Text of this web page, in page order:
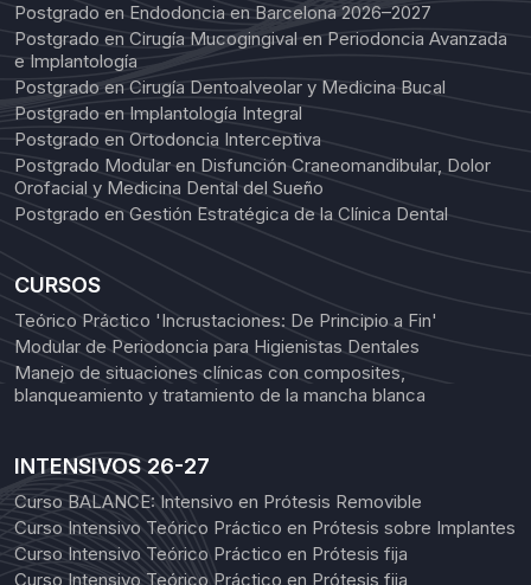
Postgrado en Endodoncia en Barcelona 2026–2027
Postgrado en Cirugía Mucogingival en Periodoncia Avanzada
e Implantología
Postgrado en Cirugía Dentoalveolar y Medicina Bucal
Postgrado en Implantología Integral
Postgrado en Ortodoncia Interceptiva
Postgrado Modular en Disfunción Craneomandibular, Dolor
Orofacial y Medicina Dental del Sueño
Postgrado en Gestión Estratégica de la Clínica Dental
CURSOS
Teórico Práctico 'Incrustaciones: De Principio a Fin'
Modular de Periodoncia para Higienistas Dentales
Manejo de situaciones clínicas con composites,
blanqueamiento y tratamiento de la mancha blanca
INTENSIVOS 26-27
Curso BALANCE: Intensivo en Prótesis Removible
Curso Intensivo Teórico Práctico en Prótesis sobre Implantes
Curso Intensivo Teórico Práctico en Prótesis fija
Curso Intensivo Teórico Práctico en Prótesis fija